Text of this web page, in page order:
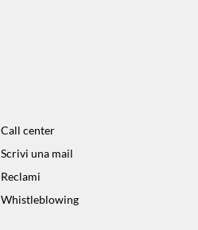
Call center
Scrivi una mail
Reclami
Whistleblowing